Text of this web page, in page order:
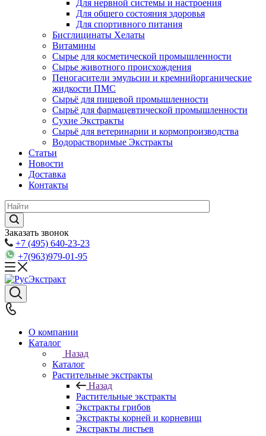
Для нервной системы и настроения
Для общего состояния здоровья
Для спортивного питания
Бисглицинаты Хелаты
Витамины
Сырье для косметической промышленности
Сырье животного происхождения
Пеногасители эмульсии и кремнийорганические
жидкости ПМС
Сырьё для пищевой промышленности
Сырьё для фармацевтической промышленности
Сухие Экстракты
Сырьё для ветеринарии и кормопроизводства
Водорастворимые Экстракты
Статьи
Новости
Доставка
Контакты
Заказать звонок
+7 (495) 640-23-23
+7(963)979-01-95
О компании
Каталог
Назад
Каталог
Растительные экстракты
Назад
Растительные экстракты
Экстракты грибов
Экстракты корней и корневищ
Экстракты листьев